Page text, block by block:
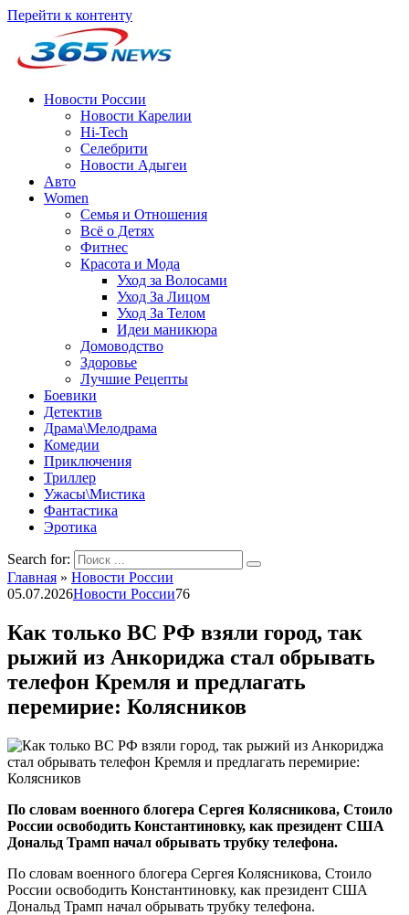
Перейти к контенту
Новости России
Новости Карелии
Hi-Tech
Селебрити
Новости Адыгеи
Авто
Women
Семья и Отношения
Всё о Детях
Фитнес
Красота и Мода
Уход за Волосами
Уход За Лицом
Уход За Телом
Идеи маникюра
Домоводство
Здоровье
Лучшие Рецепты
Боевики
Детектив
Драма\Мелодрама
Комедии
Приключения
Триллер
Ужасы\Мистика
Фантастика
Эротика
Search for:
Главная » Новости России
05.07.2026Новости России76
Как только ВС РФ взяли город, так
рыжий из Анкориджа стал обрывать
телефон Кремля и предлагать
перемирие: Колясников
По словам военного блогера Сергея Колясникова, Стоило
России освободить Константиновку, как президент США
Дональд Трамп начал обрывать трубку телефона.
По словам военного блогера Сергея Колясникова, Стоило
России освободить Константиновку, как президент США
Дональд Трамп начал обрывать трубку телефона.